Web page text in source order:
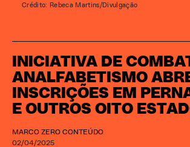
INICIATIVA DE
ANALFABETISMO
INSCRIÇÕES EM
E OUTROS OITO
MARCO ZERO CONTEÚDO
02/04/2025
Crédito: Rebeca Martins/Divulgação